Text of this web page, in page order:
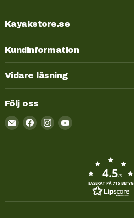
Kayakstore.se
Kundinformation
Vidare läsning
Följ oss
Email
Kayakstore.se
4.5/5
BASERAT PÅ 715 BETYG